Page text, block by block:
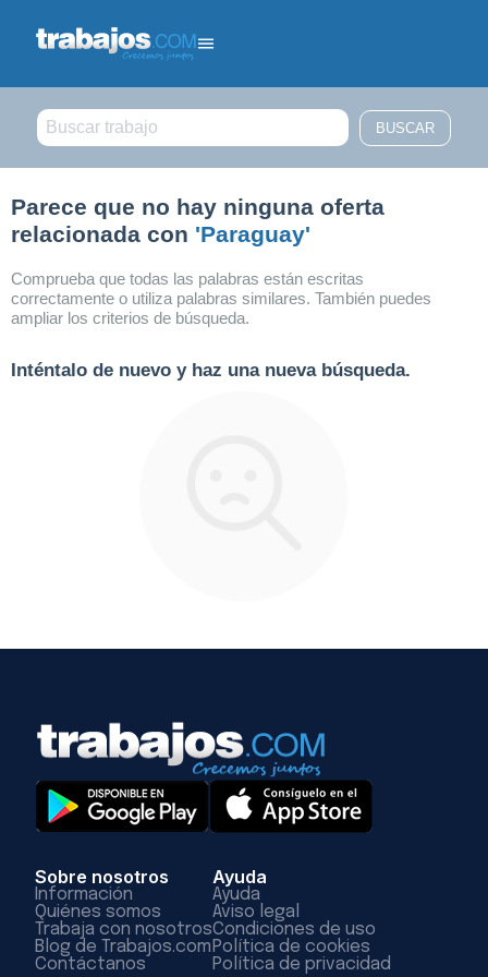
Parece que no hay ninguna oferta
relacionada con 'Paraguay'
Comprueba que todas las palabras están escritas
correctamente o utiliza palabras similares. También puedes
ampliar los criterios de búsqueda.
Inténtalo de nuevo y haz una nueva búsqueda.
Sobre nosotros
Información
Quiénes somos
Trabaja con nosotros
Blog de Trabajos.com
Contáctanos
Ayuda
Ayuda
Aviso legal
Condiciones de uso
Política de cookies
Política de privacidad